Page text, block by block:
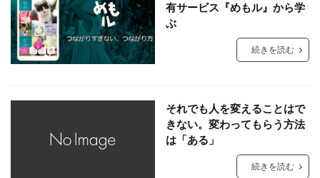
有サービス『めもル』から学
ぶ
続きを読む
それでも人を変えることはで
きない。変わってもらう方法
は「ある」
続きを読む